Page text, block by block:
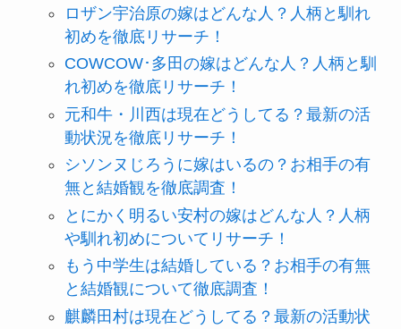
ロザン宇治原の嫁はどんな人？人柄と馴れ
初めを徹底リサーチ！
COWCOW･多田の嫁はどんな人？人柄と馴
れ初めを徹底リサーチ！
元和牛・川西は現在どうしてる？最新の活
動状況を徹底リサーチ！
シソンヌじろうに嫁はいるの？お相手の有
無と結婚観を徹底調査！
とにかく明るい安村の嫁はどんな人？人柄
や馴れ初めについてリサーチ！
もう中学生は結婚している？お相手の有無
と結婚観について徹底調査！
麒麟田村は現在どうしてる？最新の活動状